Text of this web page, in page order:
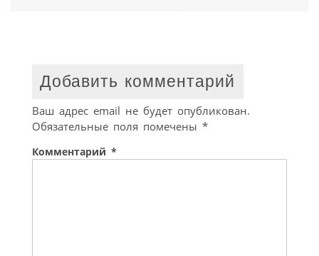
Добавить комментарий
Ваш адрес email не будет опубликован.
Обязательные поля помечены *
Комментарий *